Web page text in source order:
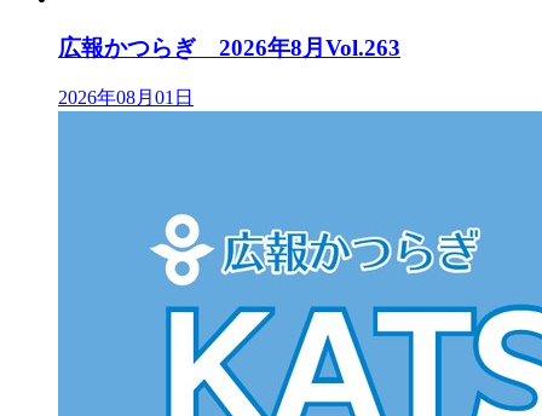
広報かつらぎ 2026年8月Vol.263
2026年08月01日